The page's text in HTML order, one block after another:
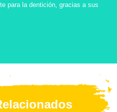
para la dentición, gracias a sus